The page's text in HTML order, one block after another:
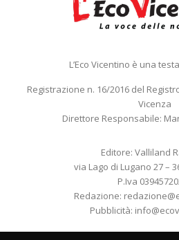
L’Eco Vicentino è una
Registrazione n. 16/2016 del
Vicenza
Direttore Responsabile:
Editore: Valliland
via Lago di Lugano 27 –
P.Iva
Redazione:
Pubblicità: